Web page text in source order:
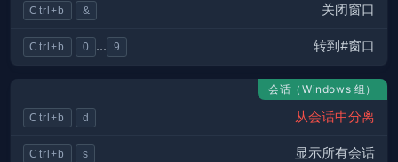
Ctrl+b & 关闭窗口
Ctrl+b 0 ... 9 转到#窗口
会话（Windows 组）
Ctrl+b d 从会话中分离
Ctrl+b s 显示所有会话